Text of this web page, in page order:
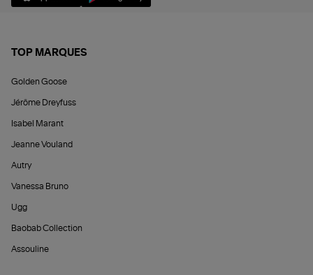
TOP MARQUES
Golden Goose
Jérôme Dreyfuss
Isabel Marant
Jeanne Vouland
Autry
Vanessa Bruno
Ugg
Baobab Collection
Assouline